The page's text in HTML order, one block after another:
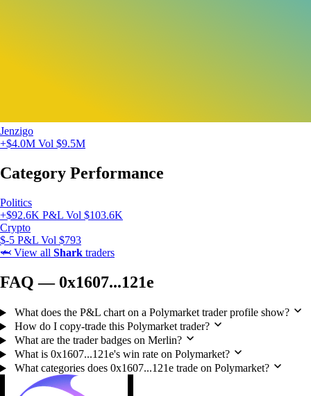
Jenzigo
+$4.0M Vol $9.5M
Category Performance
Politics
+$92.6K P&L Vol $103.6K
Crypto
$-5 P&L Vol $793
🦈 View all Shark traders
FAQ — 0x1607...121e
What does the P&L chart on a Polymarket trader profile show?
How do I copy-trade this Polymarket trader?
What are the trader badges on Merlin?
What is 0x1607...121e's win rate on Polymarket?
What categories does 0x1607...121e trade on Polymarket?